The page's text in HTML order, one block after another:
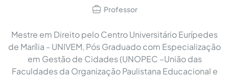
Professor
Mestre em Direito pelo Centro Universitário Eurípedes
de Marília - UNIVEM, Pós Graduado com Especialização
em Gestão de Cidades (UNOPEC –União das
Faculdades da Organização Paulistana Educacional e